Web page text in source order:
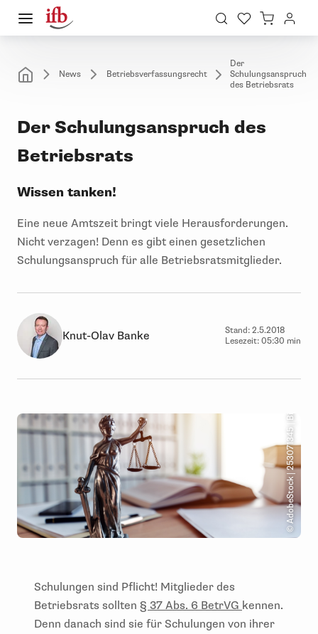
News Betriebsverfassungsrecht
Der
Schulungsanspruch
des Betriebsrats
Der Schulungsanspruch des
Betriebsrats
Wissen tanken!
Eine neue Amtszeit bringt viele Herausforderungen.
Nicht verzagen! Denn es gibt einen gesetzlichen
Schulungsanspruch für alle Betriebsratsmitglieder.
Knut-Olav Banke Stand: 2.5.2018
Lesezeit: 05:30 min
© AdobeStock | 253071345 | Bits and Splits
Schulungen sind Pflicht! Mitglieder des
Betriebsrats sollten § 37 Abs. 6 BetrVG kennen.
Denn danach sind sie für Schulungen von ihrer